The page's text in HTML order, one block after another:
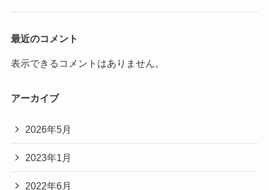
最近のコメント
表示できるコメントはありません。
アーカイブ
2026年5月
2023年1月
2022年6月